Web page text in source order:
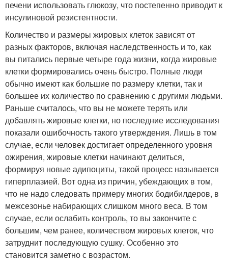
печени использовать глюкозу, что постепенно приводит к
инсулиновой резистентности.
Количество и размеры жировых клеток зависят от
разных факторов, включая наследственность и то, как
вы питались первые четыре года жизни, когда жировые
клетки формировались очень быстро. Полные люди
обычно имеют как большие по размеру клетки, так и
большее их количество по сравнению с другими людьми.
Раньше считалось, что вы не можете терять или
добавлять жировые клетки, но последние исследования
показали ошибочность такого утверждения. Лишь в том
случае, если человек достигает определенного уровня
ожирения, жировые клетки начинают делиться,
формируя новые адипоциты, такой процесс называется
гиперплазией. Вот одна из причин, убеждающих в том,
что не надо следовать примеру многих бодибилдеров, в
межсезонье набирающих слишком много веса. В том
случае, если ослабить контроль, то вы закончите с
большим, чем ранее, количеством жировых клеток, что
затруднит последующую сушку. Особенно это
становится заметно с возрастом.